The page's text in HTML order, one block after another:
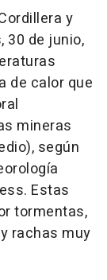
y
30 de junio,
de calor que
mineras
según
Estas
tormentas,
rachas muy